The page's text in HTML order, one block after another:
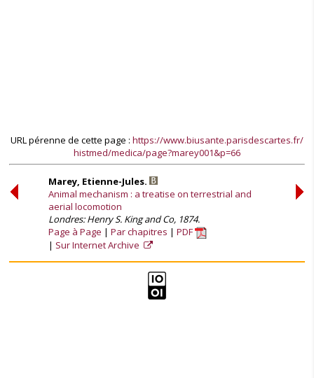
URL pérenne de cette page : https://www.biusante.parisdescartes.fr/
histmed/medica/page?marey001&p=66
Marey, Etienne-Jules.
Animal mechanism : a treatise on terrestrial and
aerial locomotion
Londres: Henry S. King and Co, 1874.
Page à Page
Par chapitres
PDF
Sur Internet Archive